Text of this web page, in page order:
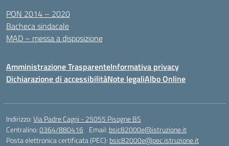
PON 2014 – 2020
Bacheca sindacale
MAD – messa a disposizione
Amministrazione TrasparenteInformativa privacy
Dichiarazione di accessibilitàNote legaliAlbo Online
Indirizzo:Via Padre Cagni - 25055 Pisogne BS
Centralino:0364/880416 Email: bsic82000e@istruzione.it
Posta elettronica certificata (PEC): bsic82000e@pec.istruzione.it